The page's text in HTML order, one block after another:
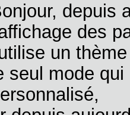
depuis
des
un
seul mode